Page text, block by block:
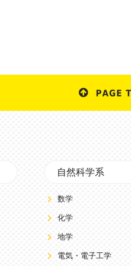
自然科学系
数学
化学
地学
電気・電子工学